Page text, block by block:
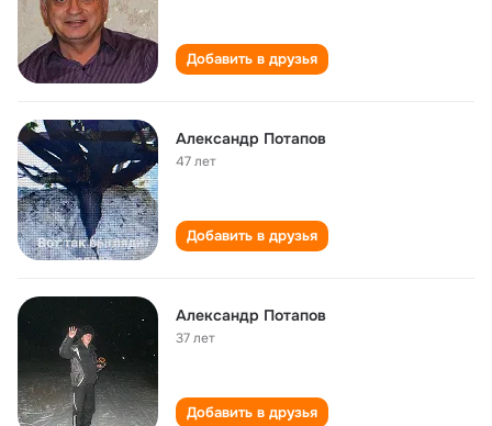
Добавить в друзья
Александр Потапов
47 лет
Добавить в друзья
Александр Потапов
37 лет
Добавить в друзья